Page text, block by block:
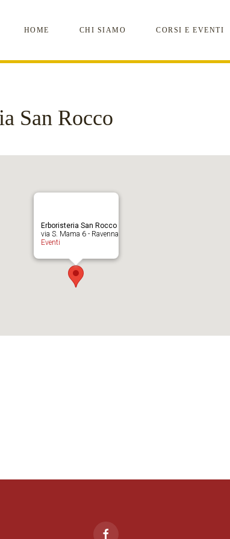
HOME CHI SIAMO CORSI E EVENTI
San Rocco
Erboristeria San Rocco
via S. Mama 6 - Ravenna
Eventi